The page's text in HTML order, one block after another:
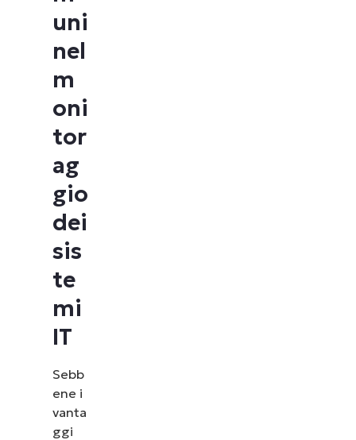
uni
nel
m
oni
tor
ag
gio
dei
sis
te
mi
IT
Sebb
ene i
vanta
ggi